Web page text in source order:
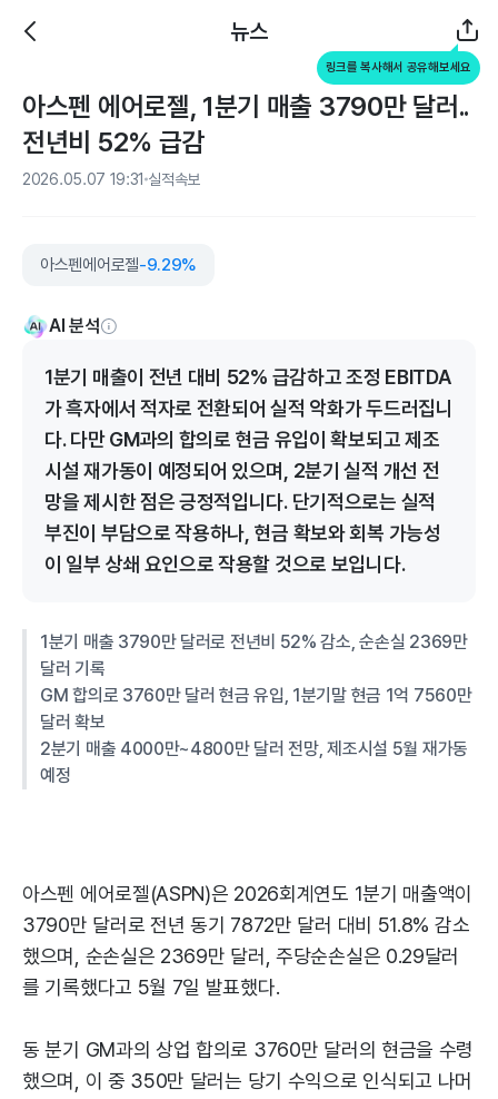
뉴스
링크를 복사해서 공유해보세요
아스펜 에어로젤, 1분기 매출 3790만 달러..
전년비 52% 급감
2026.05.07 19:31 실적속보
아스펜에어로젤-9.29%
AI 분석
1분기 매출이 전년 대비 52% 급감하고 조정 EBITDA
가 흑자에서 적자로 전환되어 실적 악화가 두드러집니
다. 다만 GM과의 합의로 현금 유입이 확보되고 제조
시설 재가동이 예정되어 있으며, 2분기 실적 개선 전
망을 제시한 점은 긍정적입니다. 단기적으로는 실적
부진이 부담으로 작용하나, 현금 확보와 회복 가능성
이 일부 상쇄 요인으로 작용할 것으로 보입니다.
1분기 매출 3790만 달러로 전년비 52% 감소, 순손실 2369만
달러 기록
GM 합의로 3760만 달러 현금 유입, 1분기말 현금 1억 7560만
달러 확보
2분기 매출 4000만~4800만 달러 전망, 제조시설 5월 재가동
예정
아스펜 에어로젤(ASPN)은 2026회계연도 1분기 매출액이
3790만 달러로 전년 동기 7872만 달러 대비 51.8% 감소
했으며, 순손실은 2369만 달러, 주당순손실은 0.29달러
를 기록했다고 5월 7일 발표했다.
동 분기 GM과의 상업 합의로 3760만 달러의 현금을 수령
했으며, 이 중 350만 달러는 당기 수익으로 인식되고 나머